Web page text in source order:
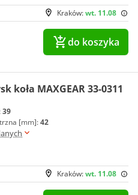
Kraków:wt. 11.08
do koszyka
koła MAXGEAR 33-0311
39
[mm]:42
Kraków:wt. 11.08